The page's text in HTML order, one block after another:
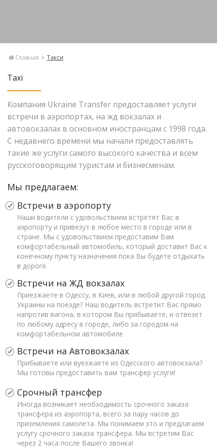
Главная Такси
Taxi
Компания Ukraine Transfer предоставляет услуги
встречи в аэропортах, на жд вокзалах и
автовокзалах в основном иностранцам с 1998 года.
С недавнего времени мы начали предоставлять
такие же услуги самого высокого качества и всем
русскоговорящим туристам и бизнесменам.
Мы предлагаем:
Встречи в аэропорту
Наши водители с удовольствием встретят Вас в
аэропорту и привезут в любое место в городе или в
стране. Мы с удовольствием предоставим Вам
комфортабельный автомобиль, который доставит Вас к
конечному пункту назначения пока Вы будете отдыхать
в дороге.
Встречи на ЖД вокзалах
Приезжаете в Одессу, в Киев, или в любой другой город
Украины на поезде? Наш водитель встретит Вас прямо
напротив вагона, в котором Вы прибываете, и отвезет
по любому адресу в городе, либо за городом на
комфортабельном автомобиле
Встречи на Автовокзалах
Прибываете или вуезжаете из Одесского автовокзала?
Мы готовы предоставить вам трансфер услуги!
Срочный трансфер
Иногда возникает необходимость срочного заказа
трансфера из аэропорта, всего за пару часов до
приземления самолета. Мы понимаем это и предлагаем
услугу срочного заказа трансфера. Мы встретим Вас
через 2 часа после Вашего звонка!